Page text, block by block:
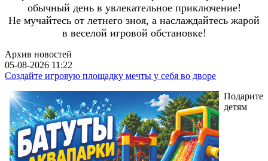
обычный день в увлекательное приключение!
Не мучайтесь от летнего зноя, а наслаждайтесь жарой
в веселой игровой обстановке!
Архив новостей
05-08-2026 11:22
Создайте игровую площадку мечты у себя во дворе
Подарите
детям